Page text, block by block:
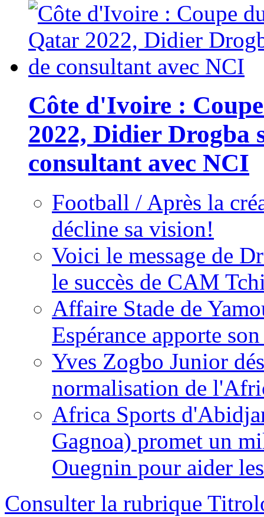
Côte d'Ivoire :
2022, Didier Drogba
consultant avec NCI
Football / Après la
décline sa vision!
Voici le message de
le succès de CAM
Affaire Stade de
Espérance apporte
Yves Zogbo Junior
normalisation de
Africa Sports
Gagnoa) promet un
Ouegnin pour aider
Consulter la rubrique